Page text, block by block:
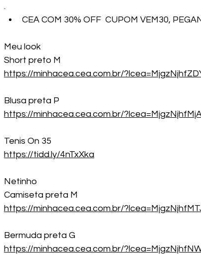
.
CEA COM 30% OFF  CUPOM VEM30,
Meu look
Short preto M
https://minhacea.cea.com.br/
Blusa preta P
https://minhacea.cea.com.br/
Tenis On 35
https://tidd.ly/4nTxXka
Netinho
Camiseta preta M
https://minhacea.cea.com.br/
Bermuda preta G
https://minhacea.cea.com.br/